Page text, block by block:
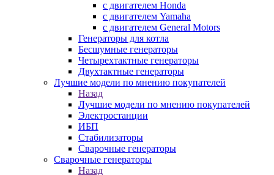
с двигателем Honda
с двигателем Yamaha
с двигателем General Motors
Генераторы для котла
Бесшумные генераторы
Четырехтактные генераторы
Двухтактные генераторы
Лучшие модели по мнению покупателей
Назад
Лучшие модели по мнению покупателей
Электростанции
ИБП
Стабилизаторы
Сварочные генераторы
Сварочные генераторы
Назад